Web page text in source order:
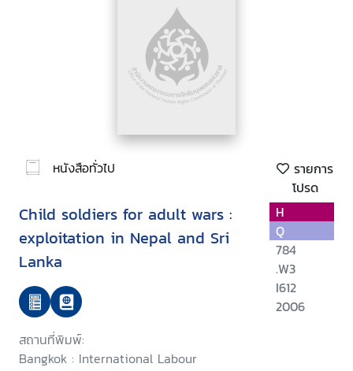
หนังสือทั่วไป
รายการ
โปรด
Child soldiers for adult wars :
exploitation in Nepal and Sri
Lanka
สถานที่พิมพ์:
Bangkok : International Labour
H
Q
784
.W3
I612
2006